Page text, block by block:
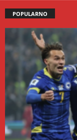
POPULARNO